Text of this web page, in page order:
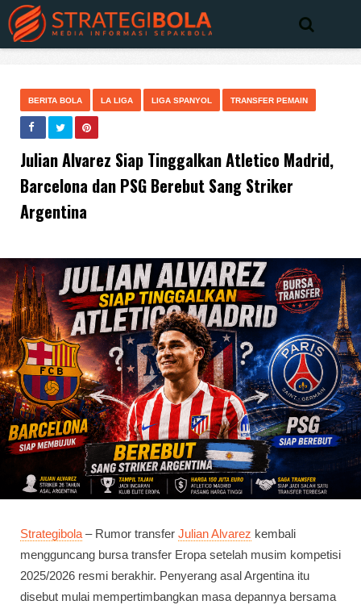
BERITA BOLA LA LIGA LIGA SPANYOL TRANSFER PEMAIN
Julian Alvarez Siap Tinggalkan Atletico Madrid,
Barcelona dan PSG Berebut Sang Striker
Argentina
Strategibola – Rumor transfer Julian Alvarez kembali
mengguncang bursa transfer Eropa setelah musim kompetisi
2025/2026 resmi berakhir. Penyerang asal Argentina itu
disebut mulai mempertimbangkan masa depannya bersama